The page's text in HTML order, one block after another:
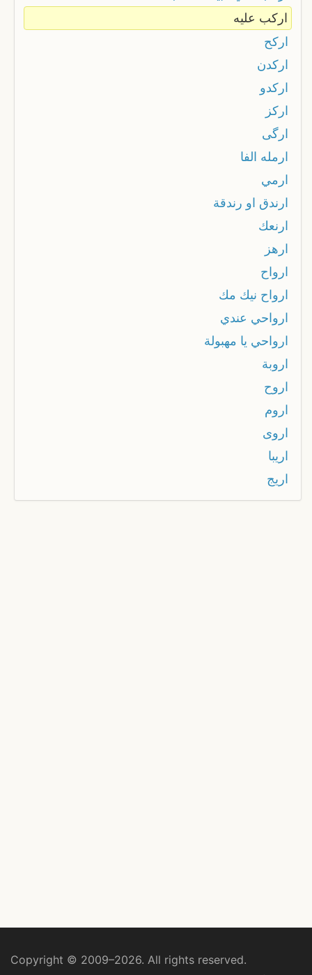
اركب عليه
اركح
اركدن
اركدو
اركز
ارگى
ارمله الفا
ارمي
ارندق او رندقة
ارنعك
ارهز
ارواح
ارواح نيك مك
ارواحي عندي
ارواحي يا مهبولة
اروبة
اروح
اروم
اروى
اريبا
اريج
Copyright © 2009–2026. All rights reserved.